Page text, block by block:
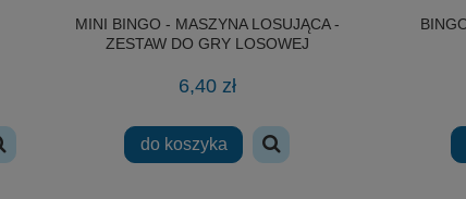
MINI BINGO - MASZYNA LOSUJĄCA -
ZESTAW DO GRY LOSOWEJ
6,40 zł
do koszyka